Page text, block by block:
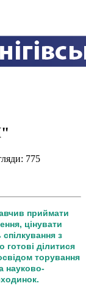
775
приймати
цінувати
з
ділитися
торування
науково-